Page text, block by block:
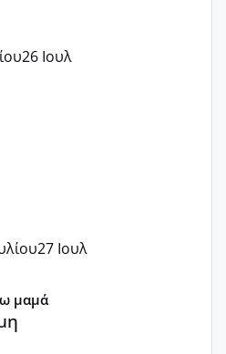
ιδιωτικό παιδικό στ
26 Ιουλ
27 Ιουλ
μαμά